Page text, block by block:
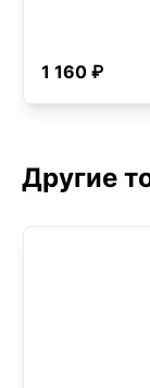
1 160 ₽
Другие